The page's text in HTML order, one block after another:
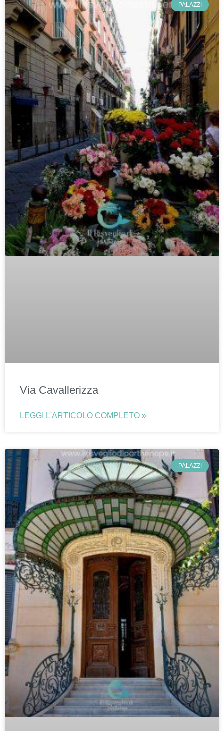
PALAZZI
Via Cavallerizza
LEGGI L'ARTICOLO COMPLETO »
PALAZZI